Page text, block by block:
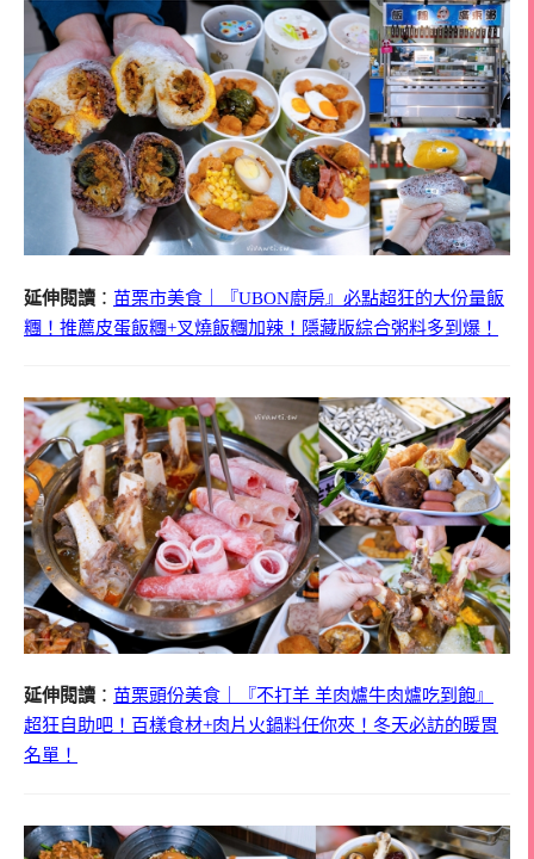
延伸閱讀 ： 苗栗市美食｜『UBON廚房』必點超狂的大份量飯
糰！推薦皮蛋飯糰+叉燒飯糰加辣！隱藏版綜合粥料多到爆！
延伸閱讀 ： 苗栗頭份美食｜『不打羊 羊肉爐牛肉爐吃到飽』
超狂自助吧！百樣食材+肉片火鍋料任你夾！冬天必訪的暖胃
名單！